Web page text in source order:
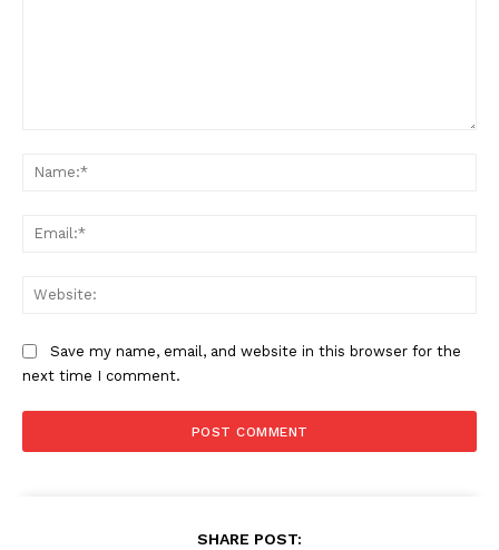
Save my name, email, and website in this browser for the
next time I comment.
SHARE POST: